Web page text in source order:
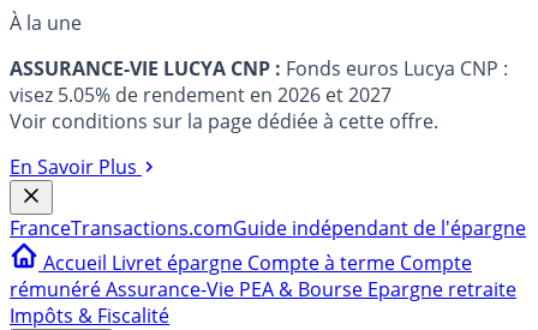
À la une
ASSURANCE-VIE LUCYA CNP : Fonds euros Lucya CNP :
visez 5.05% de rendement en 2026 et 2027
Voir conditions sur la page dédiée à cette offre.
En Savoir Plus
FranceTransactions.comGuide indépendant de l'épargne
Accueil Livret épargne Compte à terme Compte
rémunéréAssurance-Vie PEA & Bourse Epargne retraite
Impôts & Fiscalité